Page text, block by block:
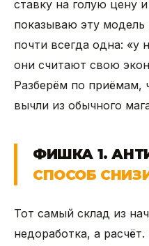
ставку на голую цену
показываю эту модель
почти всегда одна: «у
они считают свою
Разберём по
вычли из обычного
ФИШКА 1.
СПОСОБ
Тот самый склад из
недоработка, а